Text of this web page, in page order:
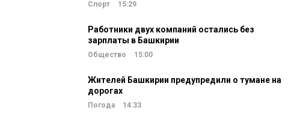
Спорт 15:29
Работники двух компаний остались без
зарплаты в Башкирии
Общество 15:00
Жителей Башкирии предупредили о тумане на
дорогах
Погода 14:33